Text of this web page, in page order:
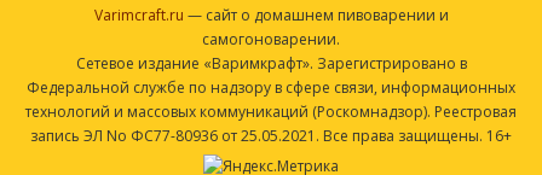
Varimcraft.ru — сайт о домашнем пивоварении и
самогоноварении.
Сетевое издание «Варимкрафт». Зарегистрировано в
Федеральной службе по надзору в сфере связи, информационных
технологий и массовых коммуникаций (Роскомнадзор). Реестровая
запись ЭЛ No ФС77-80936 от 25.05.2021. Все права защищены. 16+